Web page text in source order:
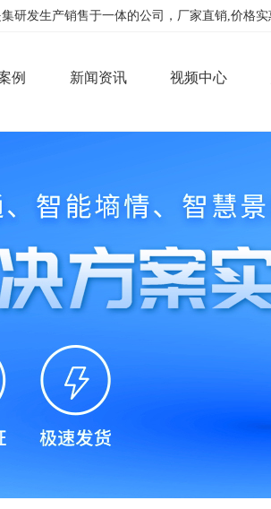
发生产销售于一体的公司，厂家直销,价格实
例 新闻资讯 视频中心